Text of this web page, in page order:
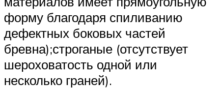
форму благодаря спиливанию
дефектных боковых частей
бревна);строганые (отсутствует
шероховатость одной или
несколько граней).